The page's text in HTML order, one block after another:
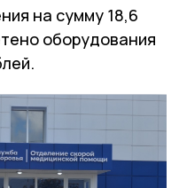
на сумму 18,6
оборудования